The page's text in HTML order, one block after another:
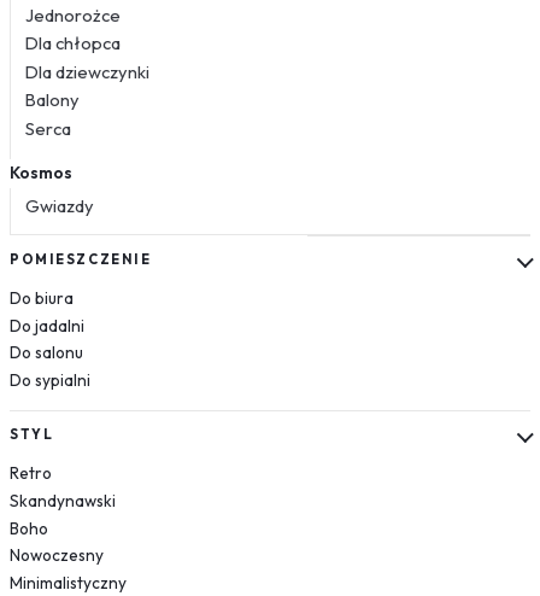
Jednorożce
Dla chłopca
Dla dziewczynki
Balony
Serca
Kosmos
Gwiazdy
Kwiaty
Jedzenie
Pojazdy
Samochody
Samoloty
Helikoptery
Rośliny
Liście
Las
POMIESZCZENIE
Do biura
Do jadalni
Do salonu
Do sypialni
STYL
Retro
Skandynawski
Boho
Nowoczesny
Minimalistyczny